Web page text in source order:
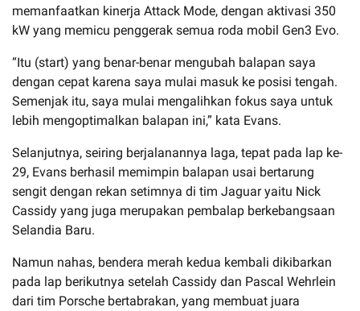
memanfaatkan kinerja Attack Mode, dengan aktivasi 350
kW yang memicu penggerak semua roda mobil Gen3 Evo.
“Itu (start) yang benar-benar mengubah balapan saya
dengan cepat karena saya mulai masuk ke posisi tengah.
Semenjak itu, saya mulai mengalihkan fokus saya untuk
lebih mengoptimalkan balapan ini,” kata Evans.
Selanjutnya, seiring berjalanannya laga, tepat pada lap ke-
29, Evans berhasil memimpin balapan usai bertarung
sengit dengan rekan setimnya di tim Jaguar yaitu Nick
Cassidy yang juga merupakan pembalap berkebangsaan
Selandia Baru.
Namun nahas, bendera merah kedua kembali dikibarkan
pada lap berikutnya setelah Cassidy dan Pascal Wehrlein
dari tim Porsche bertabrakan, yang membuat juara